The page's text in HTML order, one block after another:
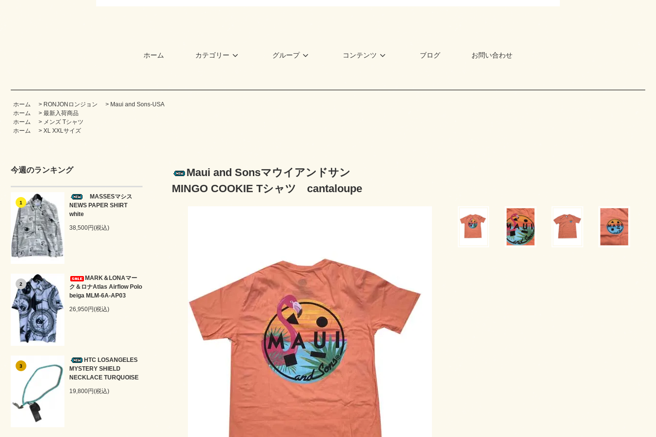
ホーム カテゴリー グループ コンテンツ ブログ お問い合わせ
ホーム > RONJONロンジョン > Maui and Sons-USA
ホーム
> 最新入荷商品
ホーム
> メンズ Tシャツ
ホーム
> XL XXLサイズ
今週のランキング
1
MASSESマシス
NEWS PAPER SHIRT
white
38,500円(税込)
2
MARK＆LONAマー
ク＆ロナAtlas Airflow Polo
beiga MLM-6A-AP03
26,950円(税込)
3
HTC LOSANGELES
MYSTERY SHIELD
NECKLACE TURQUOISE
19,800円(税込)
Maui and Sonsマウイアンドサン
MINGO COOKIE Tシャツ cantaloupe